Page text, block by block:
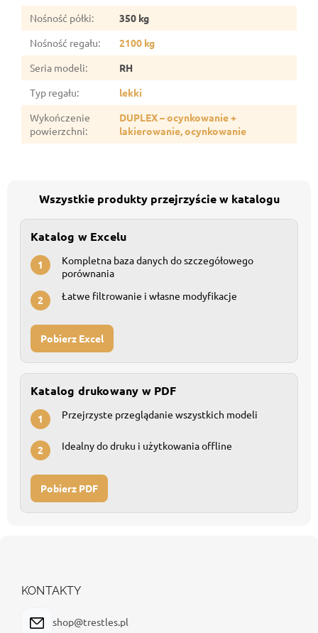
Nośność półki:
350 kg
Nośność regału:
2100 kg
Seria modeli:
RH
Typ regału:
lekki
Wykończenie
powierzchni:
DUPLEX – ocynkowanie +
lakierowanie, ocynkowanie
Wszystkie produkty przejrzyście w katalogu
Katalog w Excelu
1
Kompletna baza danych do szczegółowego
porównania
2 Łatwe filtrowanie i własne modyfikacje
Pobierz Excel
Katalog drukowany w PDF
1 Przejrzyste przeglądanie wszystkich modeli
2 Idealny do druku i użytkowania offline
Pobierz PDF
KONTAKTY
shop@trestles.pl